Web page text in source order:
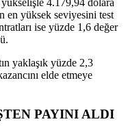
en yüksek seviyesini test
ise yüzde 1,6 değer
yaklaşık yüzde 2,3
elde etmeye
PAYINI ALDI